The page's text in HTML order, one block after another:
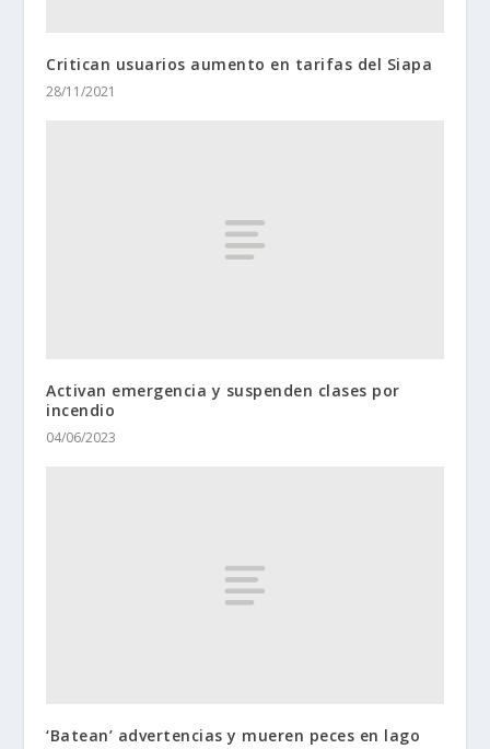
Critican usuarios aumento en tarifas del Siapa
28/11/2021
Activan emergencia y suspenden clases por
incendio
04/06/2023
‘Batean’ advertencias y mueren peces en lago